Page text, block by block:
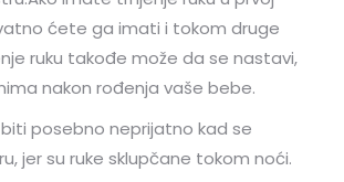
ćete ga imati i tokom druge
ruku takođe može da se nastavi,
nakon rođenja vaše bebe.
posebno neprijatno kad se
jer su ruke sklupčane tokom noći.